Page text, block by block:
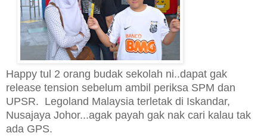
Happy tul 2 orang budak sekolah ni..dapat gak
release tension sebelum ambil periksa SPM dan
UPSR. Legoland Malaysia terletak di Iskandar,
Nusajaya Johor...agak payah gak nak cari kalau tak
ada GPS.